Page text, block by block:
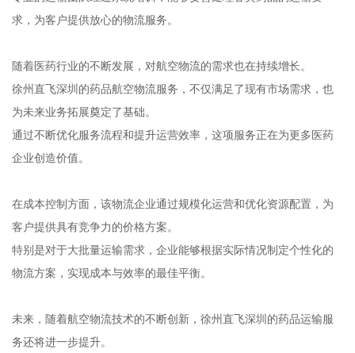
求，为客户提供放心的物流服务。
随着医药行业的不断发展，对航空物流的需求也在持续增长。
徐州直飞深圳的药品航空物流服务，不仅满足了现有市场需求，也
为未来业务拓展奠定了基础。
通过不断优化服务流程和提升运营效率，这项服务正在为更多医药
企业创造价值。
在成本控制方面，该物流企业通过规模化运营和优化资源配置，为
客户提供具有竞争力的价格方案。
特别是对于大批量运输需求，企业能够根据实际情况制定个性化的
物流方案，实现成本与效率的最佳平衡。
未来，随着航空物流技术的不断创新，徐州直飞深圳的药品运输服
务还将进一步提升。